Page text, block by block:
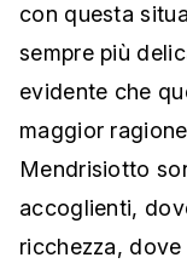
con questa
sempre più
evidente che
maggior
Mendrisiotto
accoglienti,
ricchezza,